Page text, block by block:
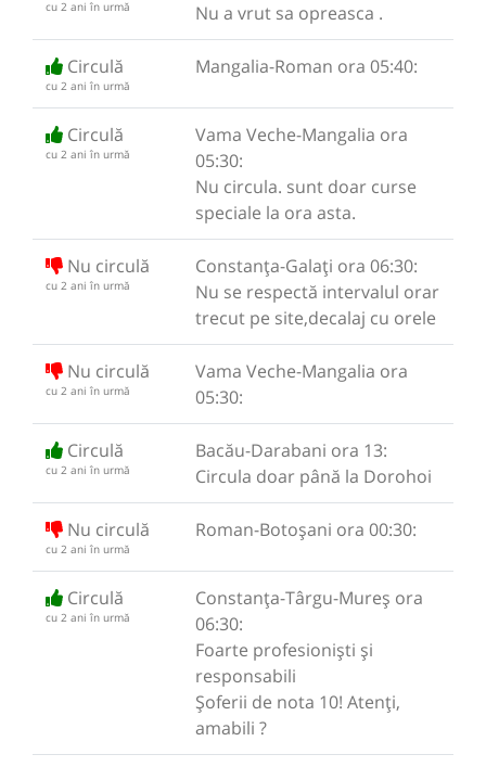
cu 2 ani în urmă
Nu a vrut sa opreasca .
Circulă
cu 2 ani în urmă
Mangalia-Roman ora 05:40:
Circulă
cu 2 ani în urmă
Vama Veche-Mangalia ora
05:30:
Nu circula. sunt doar curse
speciale la ora asta.
Nu circulă
cu 2 ani în urmă
Constanța-Galați ora 06:30:
Nu se respectă intervalul orar
trecut pe site,decalaj cu orele
Nu circulă
cu 2 ani în urmă
Vama Veche-Mangalia ora
05:30:
Circulă
cu 2 ani în urmă
Bacău-Darabani ora 13:
Circula doar până la Dorohoi
Nu circulă
cu 2 ani în urmă
Roman-Botoșani ora 00:30:
Circulă
cu 2 ani în urmă
Constanța-Târgu-Mureș ora
06:30:
Foarte profesioniști și
responsabili
Șoferii de nota 10! Atenți,
amabili ?